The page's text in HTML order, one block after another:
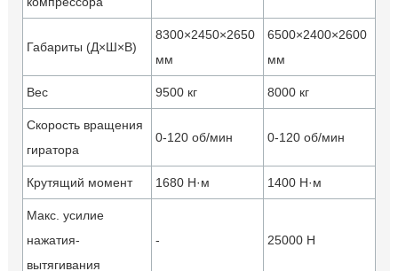
Габариты (Д×Ш×В)
8300×2450×2650
мм
6500×2400×2600
мм
Вес 9500 кг 8000 кг
Скорость вращения
гиратора
0-120 об/мин 0-120 об/мин
Крутящий момент 1680 Н·м 1400 Н·м
Макс. усилие
нажатия-
вытягивания
- 25000 Н